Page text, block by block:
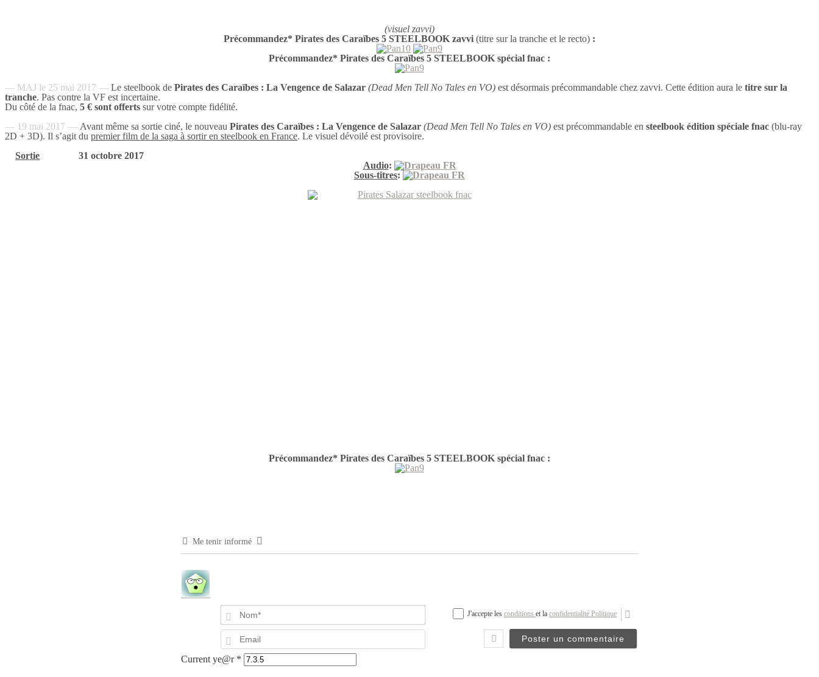
(visuel zavvi)
Précommandez* Pirates des Caraïbes 5 STEELBOOK zavvi (titre sur la tranche et le recto) :
Précommandez* Pirates des Caraïbes 5 STEELBOOK spécial fnac :
— MAJ le 25 mai 2017 — Le steelbook de Pirates des Caraïbes : La Vengence de Salazar (Dead Men Tell No Tales en VO) est désormais précommandable chez zavvi. Cette édition aura le titre sur la
tranche. Pas contre la VF est incertaine.
Du côté de la fnac, 5 € sont offerts sur votre compte fidélité.
— 19 mai 2017 — Avant même sa sortie ciné, le nouveau Pirates des Caraïbes : La Vengence de Salazar (Dead Men Tell No Tales en VO) est précommandable en steelbook édition spéciale fnac (blu-ray
2D + 3D). Il s’agit du premier film de la saga à sortir en steelbook en France. Le visuel dévoilé est provisoire.
Sortie
31 octobre 2017
Audio:
Sous-titres:
Précommandez* Pirates des Caraïbes 5 STEELBOOK spécial fnac :
Me tenir informé
Nom*
Email
J'accepte les conditions et la confidentialité Politique
Current ye@r *